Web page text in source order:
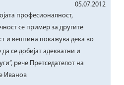
05.07.2012
професионалност,
се пример за другите
и вештина покажува дека во
се добијат адекватни и
рече Претседателот на
Иванов